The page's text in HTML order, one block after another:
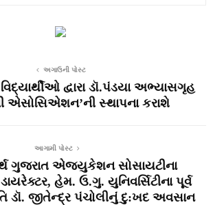
અગાઉની પોસ્ટ
દ્વારા ડૉ.પંડયા અભ્યાસગૃહ
એસોસિએશન’ની સ્થાપના કરાશે
આગામી પોસ્ટ
ગુજરાત એજ્યુકેશન સોસાયટીના
હેમ. ઉ.ગુ. યુનિવર્સિટીના પૂર્વ
ડૉ. જીતેન્દ્ર પંચોલીનું દુ:ખદ અવસાન